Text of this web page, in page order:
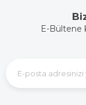
E-Bültene